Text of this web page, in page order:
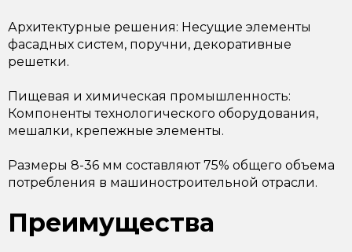
Архитектурные решения: Несущие элементы
фасадных систем, поручни, декоративные
решетки.
Пищевая и химическая промышленность:
Компоненты технологического оборудования,
мешалки, крепежные элементы.
Размеры 8-36 мм составляют 75% общего объема
потребления в машиностроительной отрасли.
Преимущества